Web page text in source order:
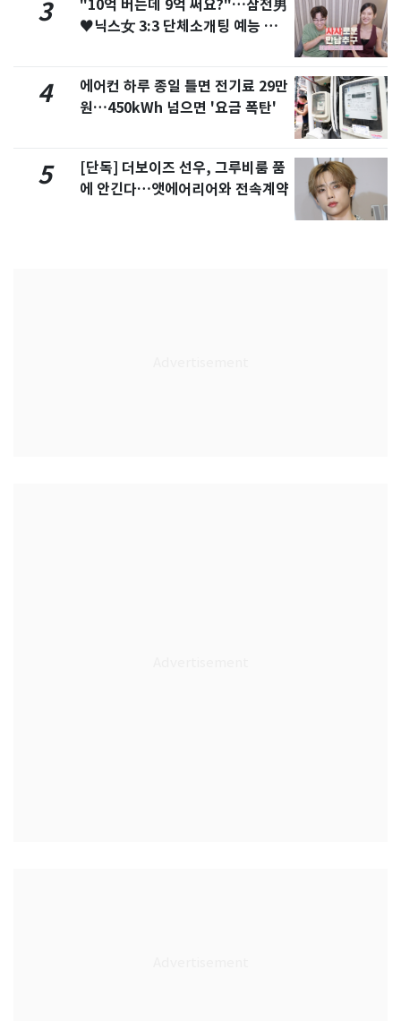
3
"10억 버는데 9억 써요?"…삼전男
♥닉스女 3:3 단체소개팅 예능 화
4
에어컨 하루 종일 틀면 전기료 29만
원…450kWh 넘으면 '요금 폭탄'
5
[단독] 더보이즈 선우, 그루비룸 품
에 안긴다…앳에어리어와 전속계약